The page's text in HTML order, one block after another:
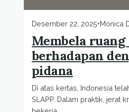
Desember 22, 2025•Monica
Membela
berhadapan
pidana
Di atas kertas, Indonesia
SLAPP. Dalam praktik, jerat